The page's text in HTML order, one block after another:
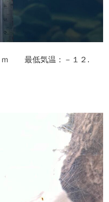
ｍ 最低気温：－１２.